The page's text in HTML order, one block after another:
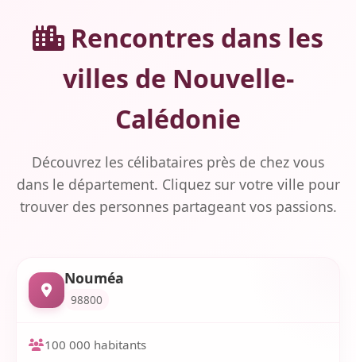
Rencontres dans les
villes de Nouvelle-
Calédonie
Découvrez les célibataires près de chez vous
dans le département. Cliquez sur votre ville pour
trouver des personnes partageant vos passions.
Nouméa
98800
100 000 habitants